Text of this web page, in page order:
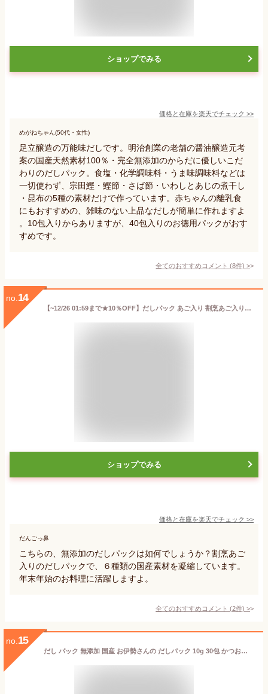
ショップでみる
価格と在庫を楽天でチェック >>
めがねちゃん(50代・女性)
足立醸造の万能味だしです。明治創業の老舗の醤油醸造元考
案の国産天然素材100％・完全無添加のからだに優しいこだ
わりのだしパック。食塩・化学調味料・うま味調味料などは
一切使わず、宗田鰹・鰹節・さば節・いわしとあじの煮干し
・昆布の5種の素材だけで作っています。赤ちゃんの離乳食
にもおすすめの、雑味のない上品なだしが簡単に作れますよ
。10包入りからありますが、40包入りのお徳用パックがおす
すめです。
全てのおすすめコメント (8件) >
no. 14
【~12/26 01:59まで★10％OFF】だしパック あご入り 割烹あご入りだし 無添加 20包/30包/40包/50包/60包/90包 長崎県産 焼あご 使用 メール便 送料無料 あごだし パック だし 出汁 出汁パック あご ふりだし 粉末 だしの素 調味料 国産 九州 博多 長崎 内祝い お中元
ショップでみる
価格と在庫を楽天でチェック >>
だんごっ鼻
こちらの、無添加のだしパックは如何でしょうか？割烹あご
入りのだしパックで、６種類の国産素材を凝縮しています。
年末年始のお料理に活躍しますよ。
全てのおすすめコメント (2件) >
no. 15
だし パック 無添加 国産 お伊勢さんの だしパック 10g 30包 かつおぶし風味際立つ 三重県産 鰹節 使用 出汁 粉末 無着色 伊勢 天然素材 メール便送料無料